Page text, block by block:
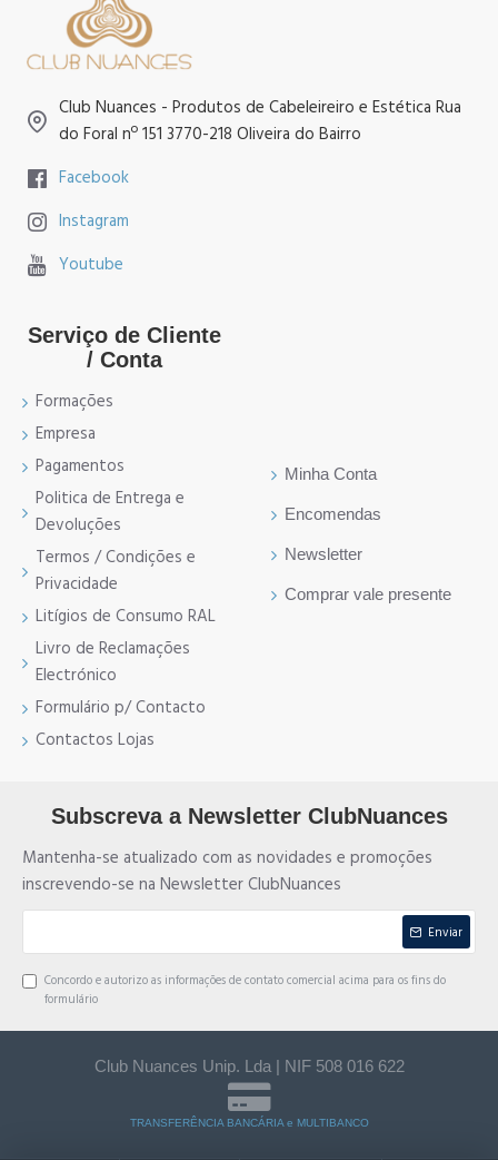
Club Nuances - Produtos de Cabeleireiro e Estética Rua
do Foral nº 151 3770-218 Oliveira do Bairro
Facebook
Instagram
Youtube
Serviço de Cliente
/ Conta
Formações
Empresa
Pagamentos
Politica de Entrega e
Devoluções
Termos / Condições e
Privacidade
Litígios de Consumo RAL
Livro de Reclamações
Electrónico
Formulário p/ Contacto
Contactos Lojas
Minha Conta
Encomendas
Newsletter
Comprar vale presente
Subscreva a Newsletter ClubNuances
Mantenha-se atualizado com as novidades e promoções
inscrevendo-se na Newsletter ClubNuances
Enviar
Concordo e autorizo as informações de contato comercial acima para os fins do
formulário
Club Nuances Unip. Lda | NIF 508 016 622
TRANSFERÊNCIA BANCÁRIA e MULTIBANCO